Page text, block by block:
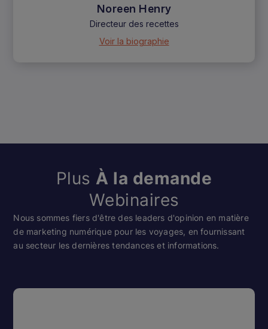
Noreen Henry
Directeur des recettes
Voir la biographie
Plus À la demande
Webinaires
Nous sommes fiers d'être des leaders d'opinion en matière
de marketing numérique pour les voyages, en fournissant
au secteur les dernières tendances et informations.